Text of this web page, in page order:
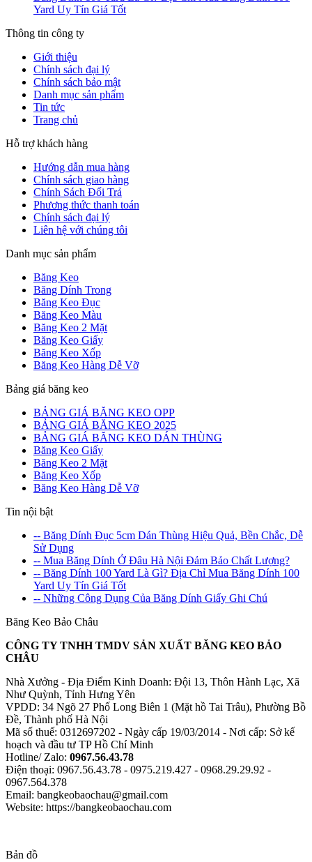
Yard Uy Tín Giá Tốt
Thông tin công ty
Giới thiệu
Chính sách đại lý
Chính sách bảo mật
Danh mục sản phẩm
Tin tức
Trang chủ
Hỗ trợ khách hàng
Hướng dẫn mua hàng
Chính sách giao hàng
Chính Sách Đổi Trả
Phương thức thanh toán
Chính sách đại lý
Liên hệ với chúng tôi
Danh mục sản phẩm
Băng Keo
Băng Dính Trong
Băng Keo Đục
Băng Keo Màu
Băng Keo 2 Mặt
Băng Keo Giấy
Băng Keo Xốp
Băng Keo Hàng Dễ Vỡ
Bảng giá băng keo
BẢNG GIÁ BĂNG KEO OPP
BẢNG GIÁ BĂNG KEO 2025
BẢNG GIÁ BĂNG KEO DÁN THÙNG
Băng Keo Giấy
Băng Keo 2 Mặt
Băng Keo Xốp
Băng Keo Hàng Dễ Vỡ
Tin nội bật
-- Băng Dính Đục 5cm Dán Thùng Hiệu Quả, Bền Chắc, Dễ
Sử Dụng
-- Mua Băng Dính Ở Đâu Hà Nội Đảm Bảo Chất Lượng?
-- Băng Dính 100 Yard Là Gì? Địa Chỉ Mua Băng Dính 100
Yard Uy Tín Giá Tốt
-- Những Công Dụng Của Băng Dính Giấy Ghi Chú
Băng Keo Bảo Châu
CÔNG TY TNHH TMDV SẢN XUẤT BĂNG KEO BẢO
CHÂU
Nhà Xưởng - Địa Điểm Kinh Doanh: Đội 13, Thôn Hành Lạc, Xã
Như Quỳnh, Tỉnh Hưng Yên
VPDD: 34 Ngõ 27 Phố Long Biên 1 (Mặt hồ Tai Trâu), Phường Bồ
Đề, Thành phố Hà Nội
Mã số thuế: 0312697202 - Ngày cấp 19/03/2014 - Nơi cấp: Sở kế
hoạch và đầu tư TP Hồ Chí Minh
Hotline/ Zalo: 0967.56.43.78
Điện thoại: 0967.56.43.78 - 0975.219.427 - 0968.29.29.92 -
0967.564.378
Email: bangkeobaochau@gmail.com
Website: https://bangkeobaochau.com
Bản đồ